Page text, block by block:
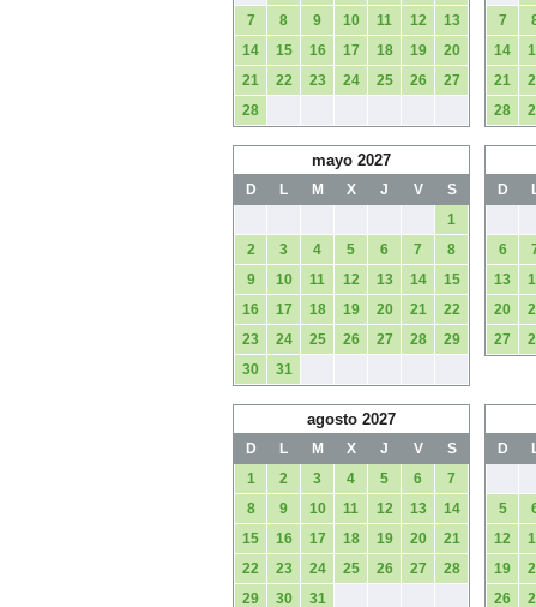
7
8 9 10 11 12
13
14
15 16 17 18 19
20
21
22 23 24 25 26
27
28
7
14
21
28
mayo 2027
D L M X J V
S
1
2
3 4 5 6 7
8
9
10 11 12 13 14
15
16
17 18 19 20 21
22
23
24 25 26 27 28
29
30
31
D
6
13
20
27
agosto 2027
D L M X J V
S
1
2 3 4 5 6
7
8
9 10 11 12 13
14
15
16 17 18 19 20
21
22
23 24 25 26 27
28
29
30 31
D
5
12
19
26